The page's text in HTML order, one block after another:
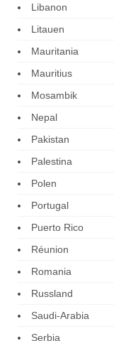
Libanon
Litauen
Mauritania
Mauritius
Mosambik
Nepal
Pakistan
Palestina
Polen
Portugal
Puerto Rico
Réunion
Romania
Russland
Saudi-Arabia
Serbia